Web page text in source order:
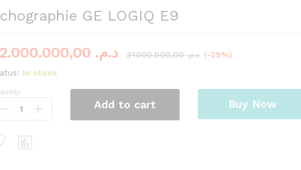
GE LOGIQ E9
د.م. د.م.31.000.000,00
(-29%)
In stock
Add to cart Buy Now